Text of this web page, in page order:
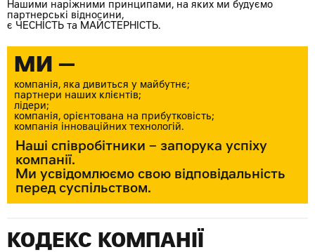
Нашими наріжними принципами, на яких ми будуємо
партнерські відносини,
є ЧЕСНІСТЬ та МАЙСТЕРНІСТЬ.
МИ —
компанія, яка дивиться у майбутнє;
партнери наших клієнтів;
лідери;
компанія, орієнтована на прибутковість;
компанія інноваційних технологій.
Наші співробітники – запорука успіху
компанії.
Ми усвідомлюємо свою відповідальність
перед суспільством.
КОДЕКС КОМПАНІЇ